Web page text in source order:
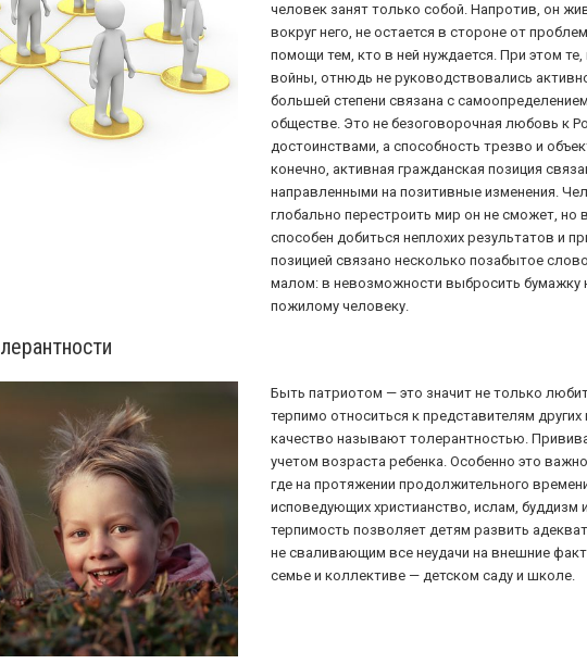
человек занят только собой. Напротив, он
вокруг него, не остается в стороне от
помощи тем, кто в ней нуждается. При этом
войны, отнюдь не руководствовались
большей степени связана с
обществе. Это не безоговорочная любовь к
достоинствами, а способность трезво и
конечно, активная гражданская позиция
направленными на позитивные изменения.
глобально перестроить мир он не сможет, но
способен добиться неплохих результатов и
позицией связано несколько позабытое
малом: в невозможности выбросить бумажку
пожилому человеку.
Быть патриотом — это значит не только
терпимо относиться к представителям
качество называют толерантностью.
учетом возраста ребенка. Особенно это
где на протяжении продолжительного
исповедующих христианство, ислам, буддизм
терпимость позволяет детям развить
не сваливающим все неудачи на внешние
семье и коллективе — детском саду и школе.